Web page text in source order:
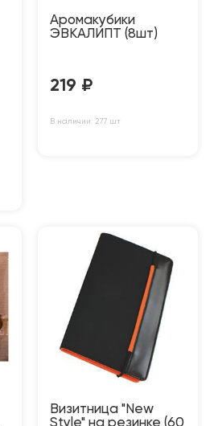
Аромакубики
ЭВКАЛИПТ (8шт)
219 ₽
В наличии: 277 шт
Визитница "New